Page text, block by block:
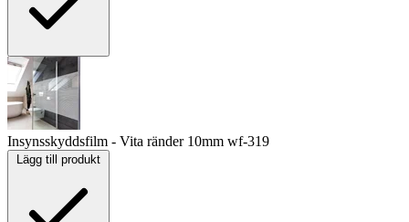
Insynsskyddsfilm - Vita ränder 10mm wf-319
Lägg till produkt